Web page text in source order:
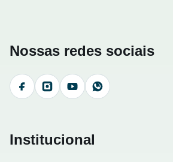
Nossas redes sociais
FacebookInstagramYouTubeWhatsApp
Institucional